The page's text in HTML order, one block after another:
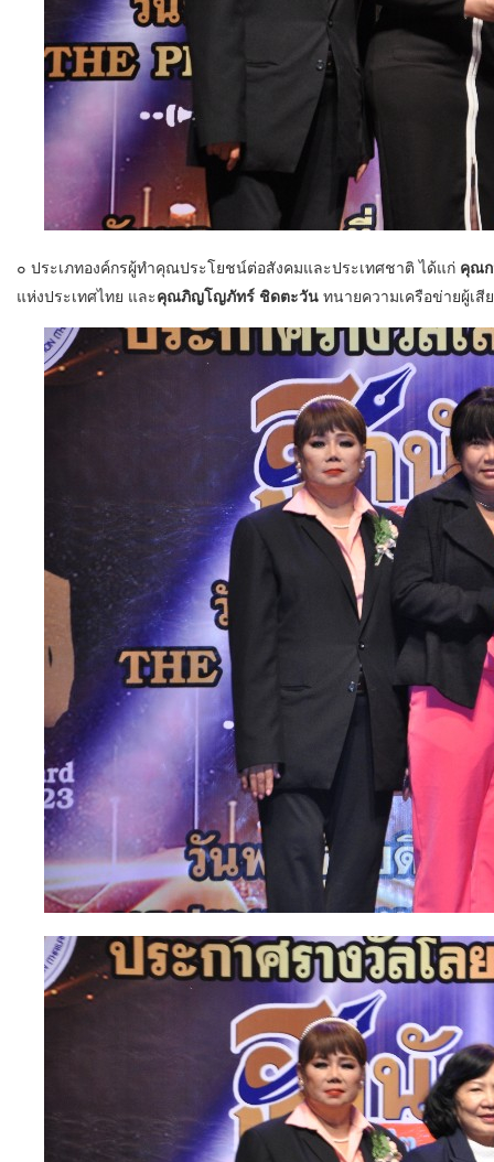
๐ ประเภทองค์กรผู้ทำคุณประโยชน์ต่อสังคมและประเทศชาติ ได้แก่ คุณ
แห่งประเทศไทย และคุณภิญโญภัทร์ ชิดตะวัน ทนายความเครือข่ายผู้เสี